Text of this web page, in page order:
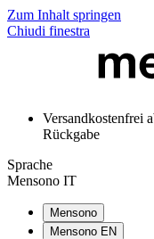
Zum Inhalt springen
Chiudi finestra
Versandkostenfrei
Rückgabe
Sprache
Mensono IT
Mensono
Mensono EN